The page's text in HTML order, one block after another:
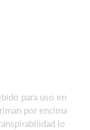
para uso en
por encima
lo